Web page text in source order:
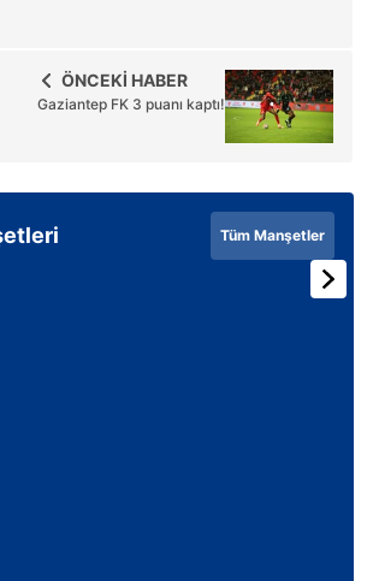
ÖNCEKİ HABER
Gaziantep FK 3 puanı kaptı!
Tüm Manşetler